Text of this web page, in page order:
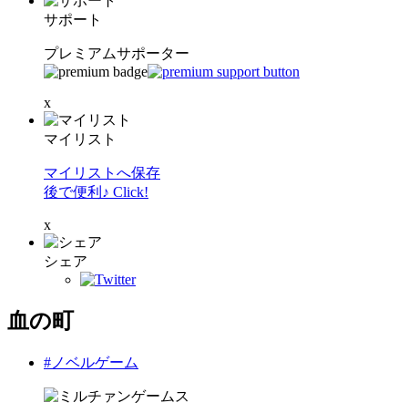
サポート
プレミアムサポーター
x
マイリスト
マイリストへ保存
後で便利♪ Click!
x
シェア
血の町
#ノベルゲーム